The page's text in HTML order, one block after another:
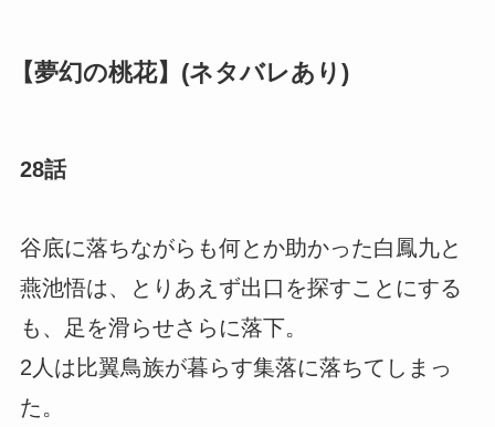
【夢幻の桃花】(ネタバレあり)
28話
谷底に落ちながらも何とか助かった白鳳九と
燕池悟は、とりあえず出口を探すことにする
も、足を滑らせさらに落下。
2人は比翼鳥族が暮らす集落に落ちてしまっ
た。